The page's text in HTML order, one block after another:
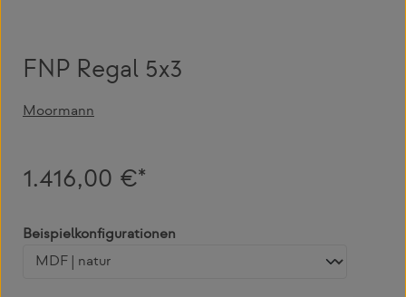
FNP Regal 5x3
Moormann
1.416,00 €*
Beispielkonfigurationen